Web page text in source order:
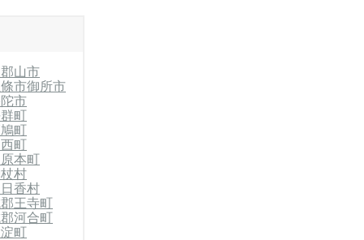
山市
市御所市
市
町
町
町
本町
村
香村
王寺町
河合町
町